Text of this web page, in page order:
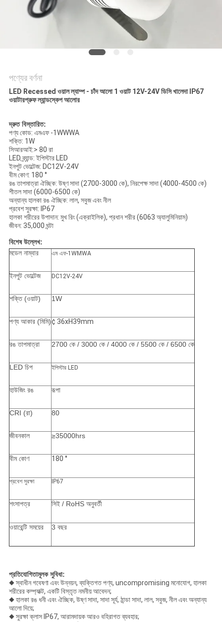
পণ্যের বর্ণনা
LED Recessed ওয়াল ল্যাম্প - চাঁদ আলো 1 ওয়াট 12V-24V ডিসি খালেদা IP67
ওয়াটারপ্রুফ ল্যান্ডস্কেপ আলোর
দ্রুত বিস্তারিত:
পণ্য কোড: এমএফ -1WWWA
শক্তি: 1W
সিআরআই:> 80 রা
LED ব্র্যান্ড: ইপিস্টার LED
ইনপুট ভোল্টেজ: DC12V-24V
বীম কোণ: 180 °
রঙ তাপমাত্রা ঐচ্ছিক: উষ্ণ সাদা (2700-3000 কে), নিরপেক্ষ সাদা (4000-4500 কে)
শীতল সাদা (6000-6500 কে)
অন্যান্য হালকা রঙ ঐচ্ছিক: লাল, সবুজ এবং নীল
প্রবেশ সুরক্ষা: IP67
হালকা শরীরের উপাদান: মুখ রিং (এক্রাইলিক), প্রধান শরীর (6063 অ্যালুমিনিয়াম)
জীবন: 35,000 ঘন্টা
বিশেষ উল্লেখ:
মডেল নাম্বার
এম এফ-1WMWA
ইনপুট ভোল্টেজ DC12V-24V
শক্তি (ওয়াট) 1W
পণ্য আকার (মিমি)¢ 36xH39mm
রঙ তাপমাত্রা 2700 কে / 3000 কে / 4000 কে / 5500 কে / 6500 কে
LED চিপ ইপিস্টার LED
হাউজিং রঙ রূপা
CRI (রা) 80
জীবনকাল ≥35000hrs
বীম কোণ 180 °
প্রবেশ সুরক্ষা IP67
শংসাপত্র সিই / RoHS অনুবর্তী
ওয়ারেন্টি সময়ের 3 বছর
প্রতিযোগিতামূলক সুবিধা:
◆ স্বাধীন গবেষণা এবং উন্নয়ন, ব্যক্তিগত পণ্য, uncompromising মনোযোগ, হালকা
শরীরের কম্প্যাক্ট, একটি বিস্তৃত নমনীয় আবেদন;
◆ হালকা রঙ ধনী এবং ঐচ্ছিক, উষ্ণ সাদা, সাদা সূর্য, ঠান্ডা সাদা, লাল, সবুজ, নীল এবং অন্যান্য
আলো দিয়ে;
◆ সুরক্ষা ক্লাস IP67, আরামদায়ক আরও বহিরাগত ব্যবহার;